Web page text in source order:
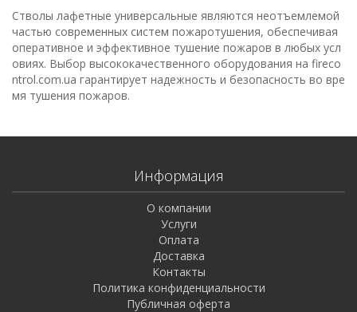
Стволы лафетные универсальные являются неотъемлемой
частью современных систем пожаротушения, обеспечивая
оперативное и эффективное тушение пожаров в любых усл
овиях. Выбор высококачественного оборудования на fireco
ntrol.com.ua гарантирует надежность и безопасность во вре
мя тушения пожаров.
Информация
О компании
Услуги
Оплата
Доставка
Контакты
Политика конфиденциальности
Публичная оферта